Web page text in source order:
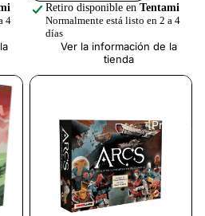
4
Retiro disponible en Tentami
Normalmente está listo en 2 a 4
días
Ver la información de la
tienda